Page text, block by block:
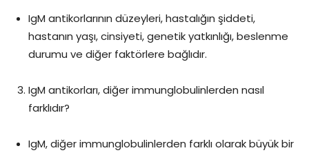
IgM antikorlarının düzeyleri, hastalığın şiddeti,
hastanın yaşı, cinsiyeti, genetik yatkınlığı, beslenme
durumu ve diğer faktörlere bağlıdır.
IgM antikorları, diğer immunglobulinlerden nasıl
farklıdır?
IgM, diğer immunglobulinlerden farklı olarak büyük bir